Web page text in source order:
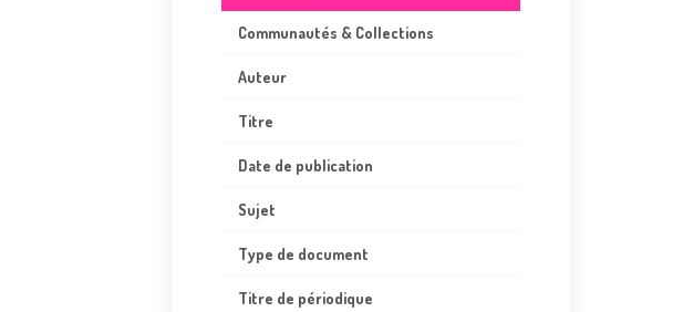
Communautés & Collections
Auteur
Titre
Date de publication
Sujet
Type de document
Titre de périodique